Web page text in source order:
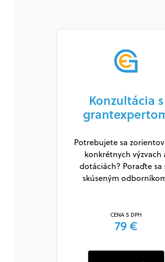
Konzultácia s
Potrebujete sa
konkrétnych výzvach
dotáciách? Poraďte sa
skúseným
CENA S DPH
79 €